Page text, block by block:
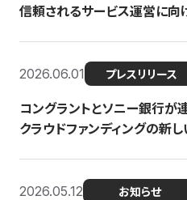
信頼されるサービス運営に向
2026.06.01 プレスリリース
コングラントとソニー銀行
クラウドファンディングの新
2026.05.12 お知らせ